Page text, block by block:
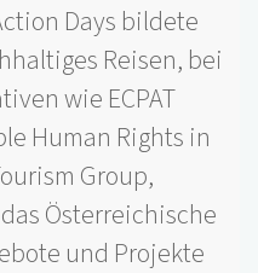
Days bildete
Reisen, bei
wie ECPAT
Human Rights in
Group,
Österreichische
und Projekte